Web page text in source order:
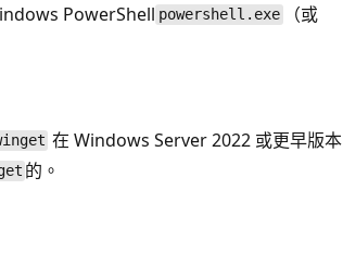
PowerShell powershell.exe
（或
在 Windows Server 2022 或更早版本
的 。